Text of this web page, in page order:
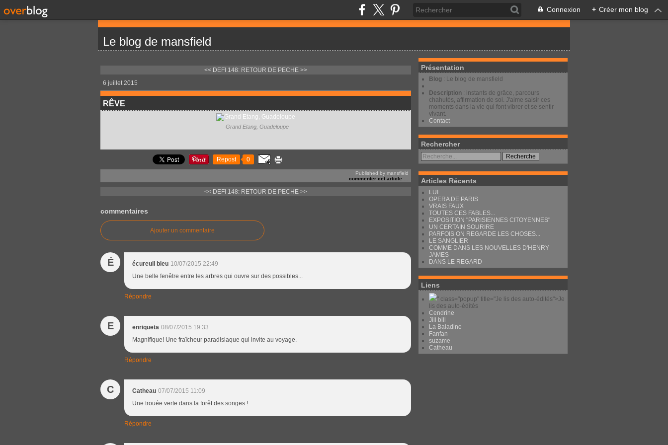
Connexion + Créer mon blog
Le blog de mansfield
<< DEFI 148: RETOUR DE PECHE >>
6 juillet 2015
RÊVE
Grand Etang, Guadeloupe
Repost 0
Published by mansfield
commenter cet article
<< DEFI 148: RETOUR DE PECHE >>
commentaires
Ajouter un commentaire
É écureuil bleu 10/07/2015 22:49
Une belle fenêtre entre les arbres qui ouvre sur des possibles...
Répondre
E enriqueta 08/07/2015 19:33
Magnifique! Une fraîcheur paradisiaque qui invite au voyage.
Répondre
C Catheau 07/07/2015 11:09
Une trouée verte dans la forêt des songes !
Répondre
Présentation
Blog : Le blog de mansfield
Description : instants de grâce, parcours
chahutés, affirmation de soi. J'aime saisir ces
moments dans la vie qui font vibrer et se sentir
vivant.
Contact
Rechercher
Articles Récents
LUI
OPERA DE PARIS
VRAIS FAUX
TOUTES CES FABLES...
EXPOSITION "PARISIENNES CITOYENNES"
UN CERTAIN SOURIRE
PARFOIS ON REGARDE LES CHOSES...
LE SANGLIER
COMME DANS LES NOUVELLES D'HENRY
JAMES
DANS LE REGARD
Liens
" class="popup" title="Je lis des auto-édités">Je
lis des auto-édités
Cendrine
Jill bill
La Baladine
Fanfan
suzame
Catheau